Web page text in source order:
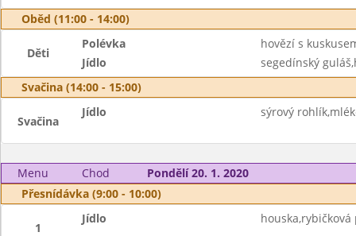
Oběd (11:00 - 14:00)
Děti
Polévka
hovězí s
Jídlo
segedínský
Svačina (14:00 - 15:00)
Svačina
Jídlo sýrový
Menu Chod
Pondělí 20. 1. 2020
Přesnídávka (9:00 - 10:00)
1
Jídlo